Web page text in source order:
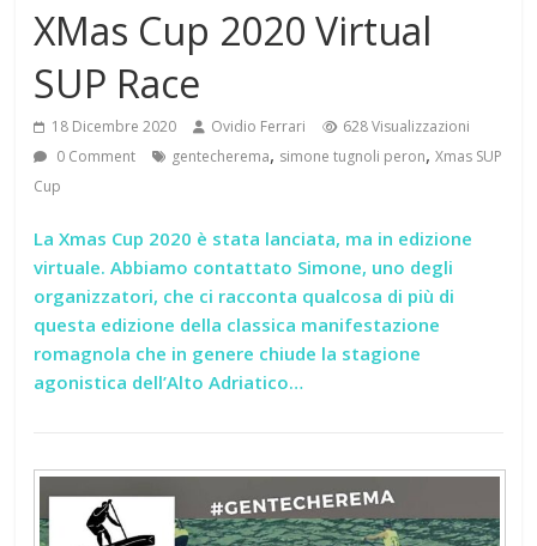
XMas Cup 2020 Virtual
SUP Race
18 Dicembre 2020 Ovidio Ferrari
628 Visualizzazioni
0 Comment
gentecherema, simone tugnoli peron,Xmas SUP
Cup
La Xmas Cup 2020 è stata lanciata, ma in edizione
virtuale. Abbiamo contattato Simone, uno degli
organizzatori, che ci racconta qualcosa di più di
questa edizione della classica manifestazione
romagnola che in genere chiude la stagione
agonistica dell’Alto Adriatico…